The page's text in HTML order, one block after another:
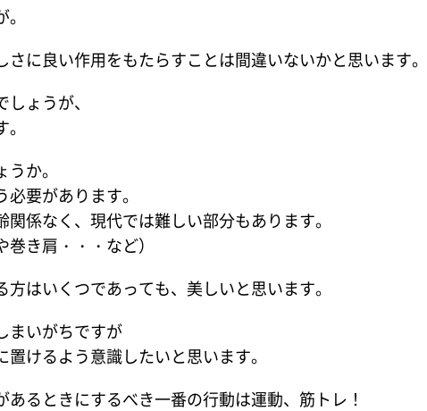
に良い作用をもたらすことは間違いないかと思います。
ょうが、
か。
要があります。
係なく、現代では難しい部分もあります。
き肩・・・など）
はいくつであっても、美しいと思います。
まいがちですが
けるよう意識したいと思います。
るときにするべき一番の行動は運動、筋トレ！